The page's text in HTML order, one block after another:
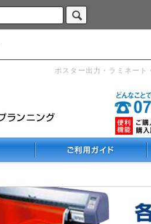
ポスター出力・ラミネー